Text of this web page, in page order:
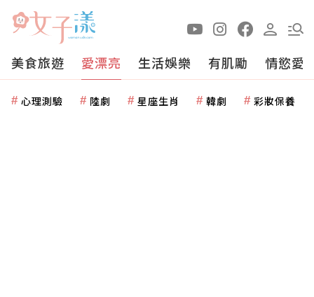
美食旅遊 愛漂亮 生活娛樂 有肌勵 情慾愛
心理測驗 陸劇 星座生肖 韓劇 彩妝保養